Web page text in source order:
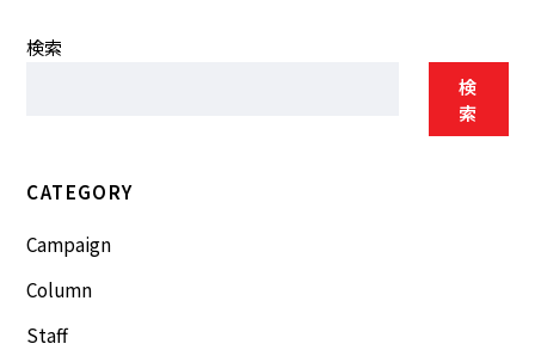
検索
検
索
CATEGORY
Campaign
Column
Staff